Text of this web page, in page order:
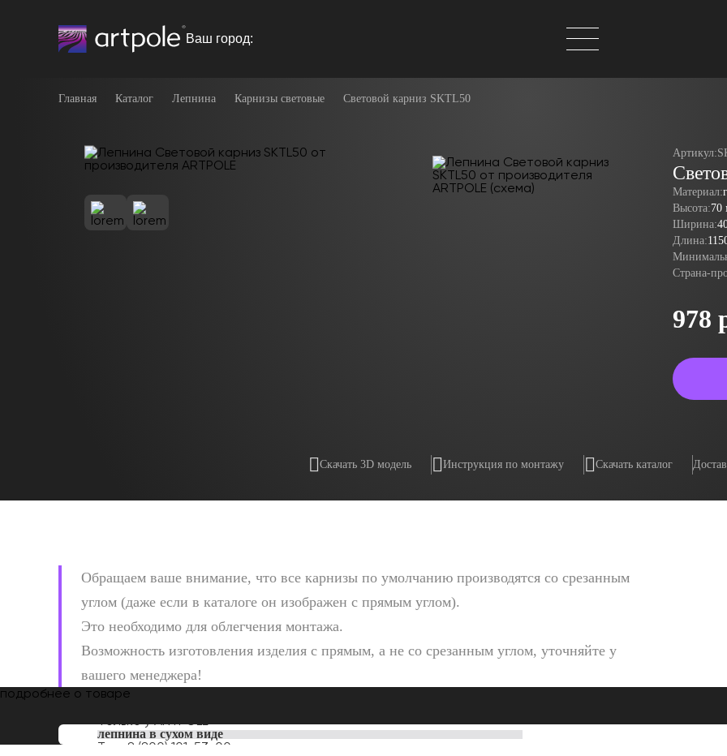
Ваш город:
Главная Каталог Лепнина Карнизы световые Световой карниз SKTL50
Артикул:
Материал:
Высота:70
Ширина:
Длина:
Страна-
978
Скачать 3D модель Инструкция по монтажу Скачать каталог
Обращаем ваше внимание, что все карнизы по умолчанию производятся со срезанным
углом (даже если в каталоге он изображен с прямым углом).
Это необходимо для облегчения монтажа.
Возможность изготовления изделия с прямым, а не со срезанным углом, уточняйте у
вашего менеджера!
подробнее о товаре
Только уARTPOLE
лепнина в сухом виде
Тел: 8 (800) 101-53-00